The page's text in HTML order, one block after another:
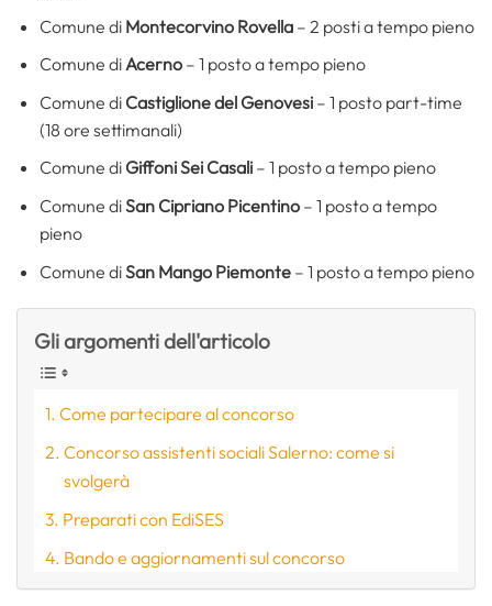
Comune di Montecorvino Rovella– 2 posti a tempo pieno
Comune diAcerno– 1 posto a tempo pieno
Comune di Castiglione del Genovesi– 1 posto part-time
(18 ore settimanali)
Comune di Giffoni Sei Casali– 1 posto a tempo pieno
Comune diSan Cipriano Picentino– 1 posto a tempo
pieno
Comune diSan Mango Piemonte– 1 posto a tempo pieno
Gli argomenti dell'articolo
Come partecipare al concorso
Concorso assistenti sociali Salerno: come si
svolgerà
Preparati con EdiSES
Bando e aggiornamenti sul concorso